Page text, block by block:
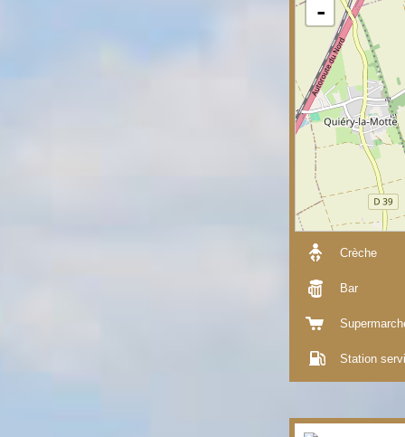
-
Crèche
Bar
Station